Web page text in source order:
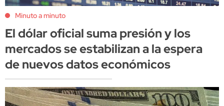
Minuto a minuto
El dólar oficial suma presión y los
mercados se estabilizan a la espera
de nuevos datos económicos